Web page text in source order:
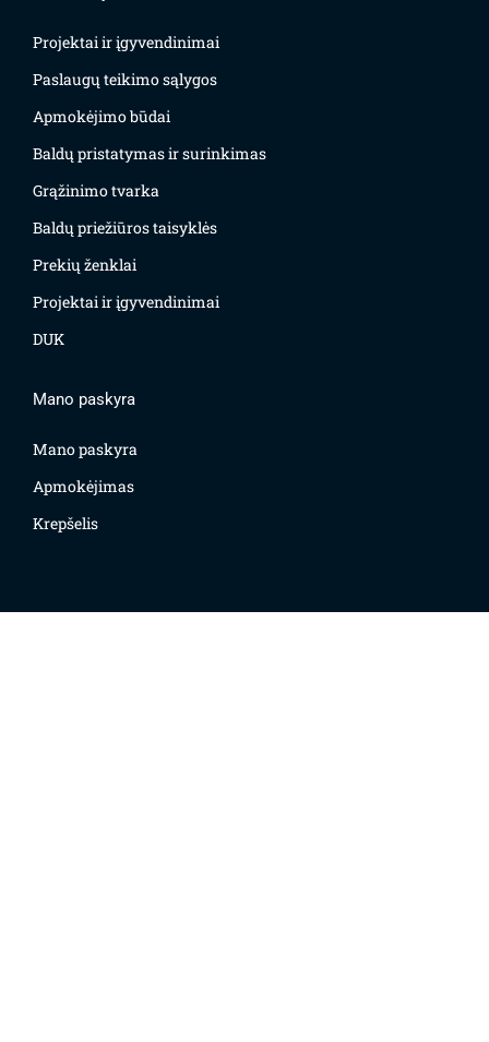
Projektai ir įgyvendinimai
Paslaugų teikimo sąlygos
Apmokėjimo būdai
Baldų pristatymas ir surinkimas
Grąžinimo tvarka
Baldų priežiūros taisyklės
Prekių ženklai
Projektai ir įgyvendinimai
DUK
Mano paskyra
Mano paskyra
Apmokėjimas
Krepšelis